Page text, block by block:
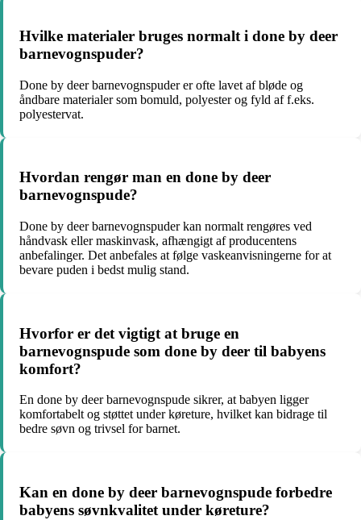
Hvilke materialer bruges normalt i done by deer
barnevognspuder?
Done by deer barnevognspuder er ofte lavet af bløde og
åndbare materialer som bomuld, polyester og fyld af f.eks.
polyestervat.
Hvordan rengør man en done by deer
barnevognspude?
Done by deer barnevognspuder kan normalt rengøres ved
håndvask eller maskinvask, afhængigt af producentens
anbefalinger. Det anbefales at følge vaskeanvisningerne for at
bevare puden i bedst mulig stand.
Hvorfor er det vigtigt at bruge en
barnevognspude som done by deer til babyens
komfort?
En done by deer barnevognspude sikrer, at babyen ligger
komfortabelt og støttet under køreture, hvilket kan bidrage til
bedre søvn og trivsel for barnet.
Kan en done by deer barnevognspude forbedre
babyens søvnkvalitet under køreture?